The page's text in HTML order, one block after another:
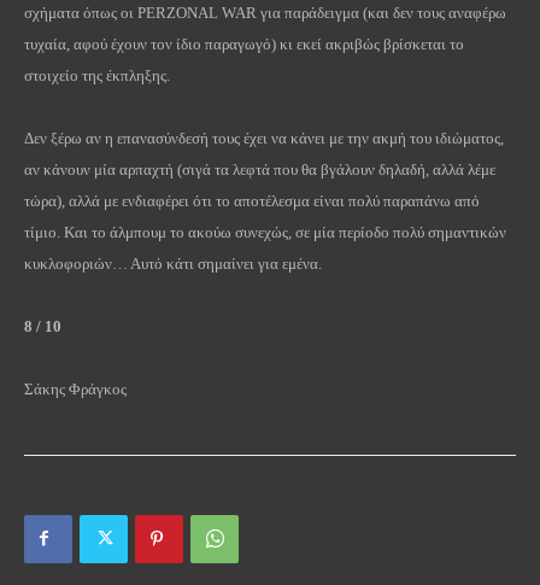
σχήματα όπως οι PERZONAL WAR για παράδειγμα (και δεν τους αναφέρω
τυχαία, αφού έχουν τον ίδιο παραγωγό) κι εκεί ακριβώς βρίσκεται το
στοιχείο της έκπληξης.
Δεν ξέρω αν η επανασύνδεσή τους έχει να κάνει με την ακμή του ιδιώματος,
αν κάνουν μία αρπαχτή (σιγά τα λεφτά που θα βγάλουν δηλαδή, αλλά λέμε
τώρα), αλλά με ενδιαφέρει ότι το αποτέλεσμα είναι πολύ παραπάνω από
τίμιο. Και το άλμπουμ το ακούω συνεχώς, σε μία περίοδο πολύ σημαντικών
κυκλοφοριών… Αυτό κάτι σημαίνει για εμένα.
8 / 10
Σάκης Φράγκος